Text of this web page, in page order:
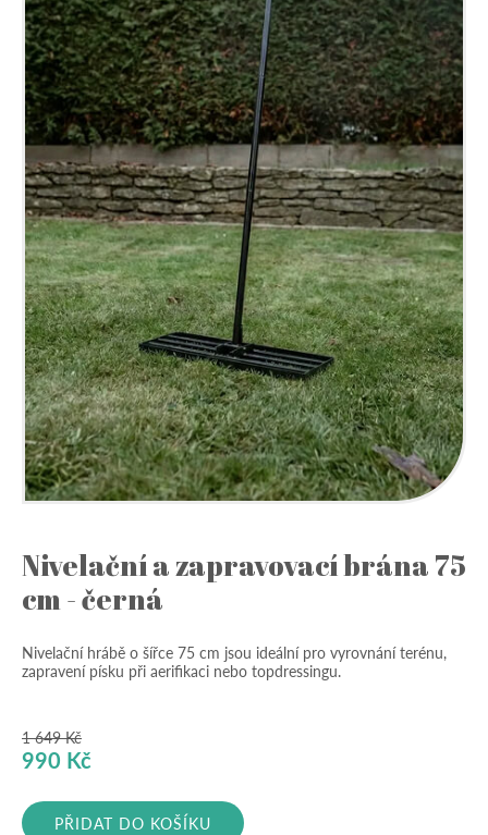
Nivelační a zapravovací brána 75
cm - černá
Nivelační hrábě o šířce 75 cm jsou ideální pro vyrovnání terénu,
zapravení písku při aerifikaci nebo topdressingu.
1 649Kč
Původní
byla:
990 Kč
je:
PŘIDAT DO KOŠÍKU